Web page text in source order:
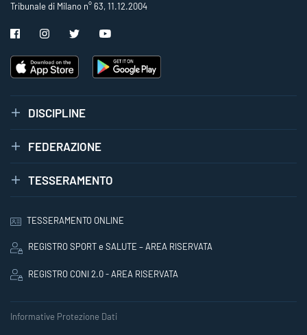
Tribunale di Milano n° 63, 11.12.2004
DISCIPLINE
FEDERAZIONE
TESSERAMENTO
TESSERAMENTO ONLINE
REGISTRO SPORT e SALUTE – AREA RISERVATA
REGISTRO CONI 2.0 - AREA RISERVATA
Informative Protezione Dati